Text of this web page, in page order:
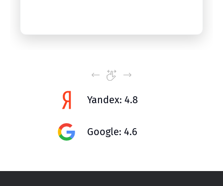
Yandex: 4.8
Google: 4.6